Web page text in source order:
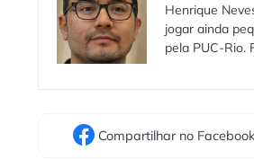
Henrique
jogar ainda
pela PUC-Rio.
Compartilhar no